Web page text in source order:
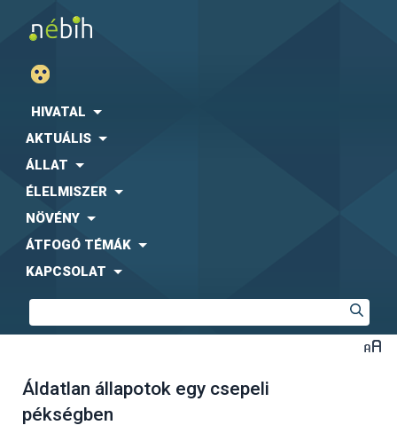
HIVATAL
AKTUÁLIS
ÁLLAT
ÉLELMISZER
NÖVÉNY
ÁTFOGÓ TÉMÁK
KAPCSOLAT
Áldatlan állapotok egy csepeli
pékségben